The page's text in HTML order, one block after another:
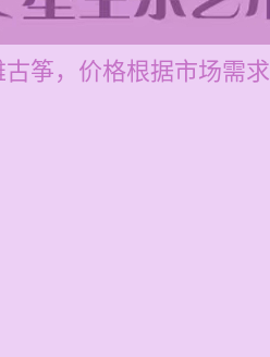
筝，价格根据市场需求